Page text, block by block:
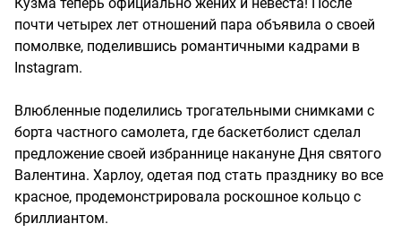
почти четырех лет отношений пара объявила о своей
помолвке, поделившись романтичными кадрами в
Instagram.
Влюбленные поделились трогательными снимками с
борта частного самолета, где баскетболист сделал
предложение своей избраннице накануне Дня святого
Валентина. Харлоу, одетая под стать празднику во все
красное, продемонстрировала роскошное кольцо с
бриллиантом.